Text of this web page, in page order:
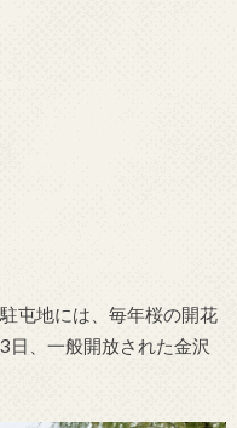
屯地には、毎年桜の開花
日、一般開放された金沢